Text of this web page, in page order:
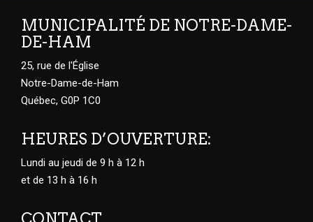
MUNICIPALITÉ DE NOTRE-DAME-
DE-HAM
25, rue de l'Église
Notre-Dame-de-Ham
Québec, G0P 1C0
HEURES D’OUVERTURE:
Lundi au jeudi de 9 h à 12 h
et de 13 h à 16 h